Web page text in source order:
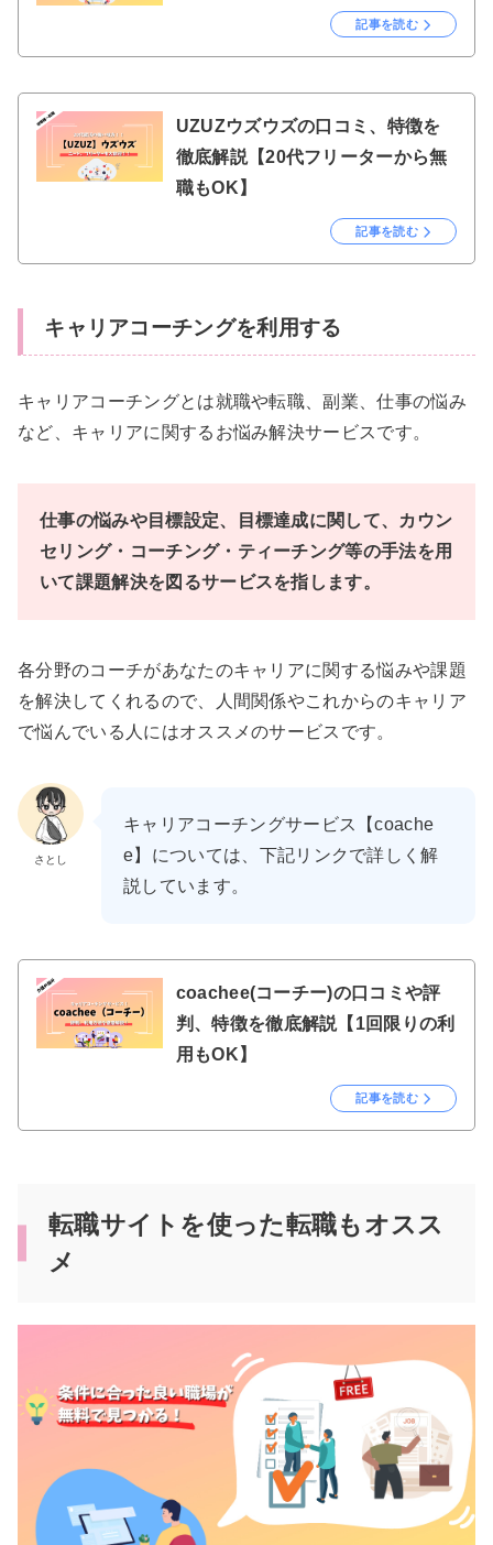
記事を読む
UZUZウズウズの口コミ、特徴を
徹底解説【20代フリーターから無
職もOK】
記事を読む
キャリアコーチングを利用する
キャリアコーチングとは就職や転職、副業、仕事の悩み
など、キャリアに関するお悩み解決サービスです。
仕事の悩みや目標設定、目標達成に関して、カウン
セリング・コーチング・ティーチング等の手法を用
いて課題解決を図るサービスを指します。
各分野のコーチがあなたのキャリアに関する悩みや課題
を解決してくれるので、人間関係やこれからのキャリア
で悩んでいる人にはオススメのサービスです。
さとし
キャリアコーチングサービス【coache
e】については、下記リンクで詳しく解
説しています。
coachee(コーチー)の口コミや評
判、特徴を徹底解説【1回限りの利
用もOK】
記事を読む
転職サイトを使った転職もオスス
メ